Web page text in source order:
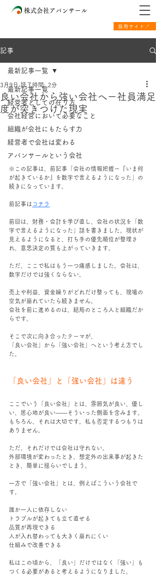
採用サイト↗
株式会社アバンサール
記事
最新記事一覧
経営者としての在り方
会社経営において必要なこと
組織が会社にもたらす力
経営者で会社は変わる
アバンサールという会社
最新記事一覧
良い会社から強い会社へー社員満足
度が突きつけた現実
3月9日 読了時間: 2分
※この記事は、前記事「会社の情報把握ー『いま何
が起きているか』を数字で言えるようになった」の
続きになっています。
前記事は コチラ
前回は、財務・会計を学び直し、会社の状況を「数
字で言えるようになった」話を書きました。現状が
見えるようになると、打ち手の優先順位が整理さ
れ、意思決定の質も上がっていきます。
ただ、ここで私はもう一つ痛感しました。会社は、
数字だけでは強くならない。
売上や利益、資金繰りがどれだけ整っても、現場の
空気が崩れていたら続きません。
会社を前に進めるのは、結局のところ人と組織だか
らです。
そこで次に向き合ったテーマが、
「良い会社」から「強い会社」へという考え方でし
た。
「良い会社」と「強い会社」は違う
ここでいう「良い会社」とは、雰囲気が良い、優し
い、居心地が良い――そういった側面を含みます。
もちろん、それは大切です。私も否定するつもりは
ありません。
ただ、それだけでは会社は守れない。
外部環境が変わったとき、想定外の出来事が起きた
とき、簡単に揺らいでしまう。
一方で「強い会社」とは、例えばこういう会社で
す。
誰か一人に依存しない
トラブルが起きても立て直せる
品質が再現できる
人が入れ替わっても大きく崩れにくい
仕組みで改善できる
私はこの頃から、「良い」だけではなく「強い」も
つくる必要があると考えるようになりました。